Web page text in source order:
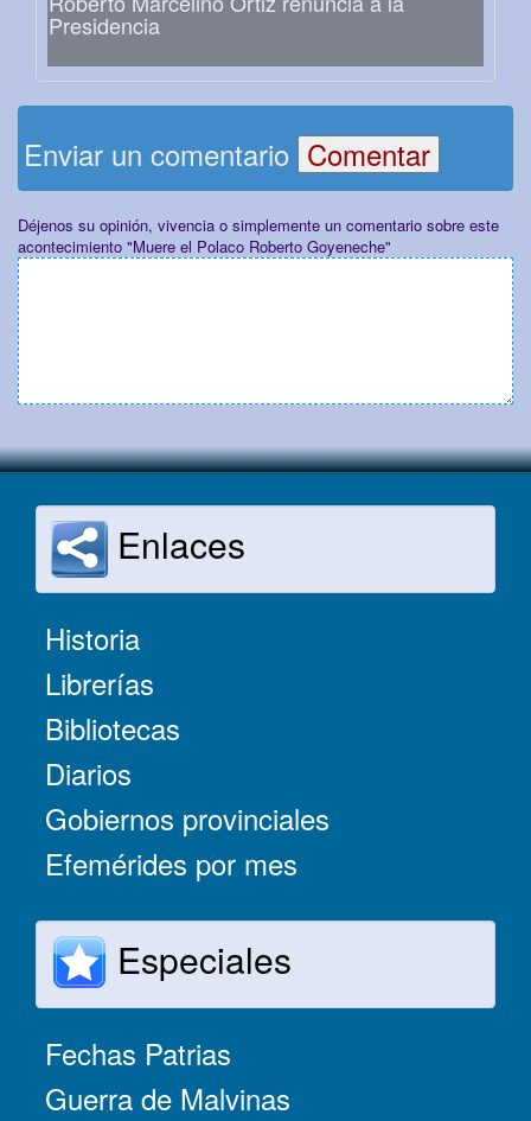
Presidencia
Enviar un comentario
Déjenos su opinión, vivencia o simplemente un comentario sobre este
acontecimiento "Muere el Polaco Roberto Goyeneche"
Enlaces
Historia
Librerías
Bibliotecas
Diarios
Gobiernos provinciales
Efemérides por mes
Especiales
Fechas Patrias
Guerra de Malvinas